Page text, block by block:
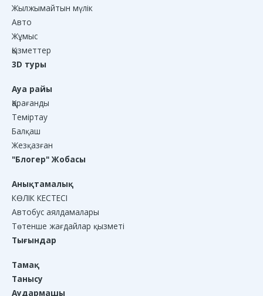
Жылжымайтын мүлік
Авто
Жұмыс
Қызметтер
3D туры
Ауа райы
Қарағанды
Теміртау
Балқаш
Жезқазған
"Блогер" Жобасы
Анықтамалық
КӨЛІК КЕСТЕСІ
Автобус аялдамалары
Төтенше жағдайлар қызметі
Тығындар
Тамақ
Танысу
Аудармашы